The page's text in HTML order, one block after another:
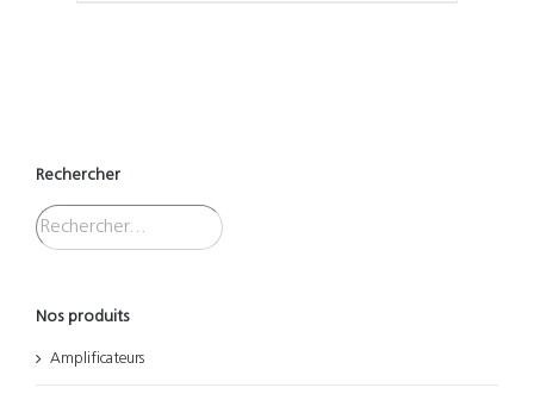
Rechercher
Nos produits
Amplificateurs